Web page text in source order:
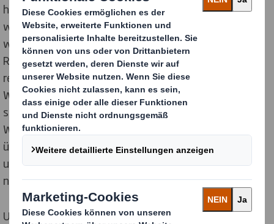
hohem Wasserstress. Unsere Bewertung der
wasserbezogenen Risiken in unseren Betrieben zeigt
weiterhin, dass die meisten unserer Standorte in
Regionen liegen, in denen Süßwasser eine relativ
reichhaltige Ressource ist, mit Ausnahme von Lucca.
Wir überwachen diesen Standort genau, um
sicherzustellen, dass wir die Grenzen der
Wasserentnahme nicht überschreiten, und verfügen
über spezifische Pläne zur Identifizierung, Minderung
und Verwaltung lokaler Risiken, um Wasser
nachhaltiger und effizienter zu nutzen.
Unsere dritte Priorität ist die Reduzierung des